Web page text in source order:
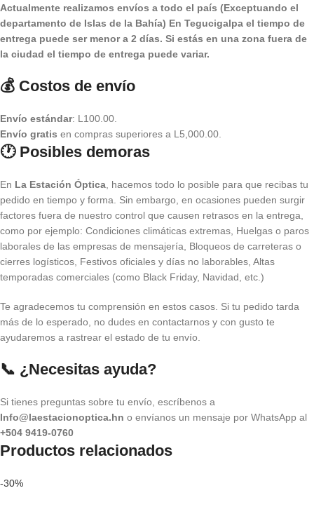
Actualmente realizamos envíos a todo el país (Exceptuando el
departamento de Islas de la Bahía) En Tegucigalpa el tiempo de
entrega puede ser menor a 2 días. Si estás en una zona fuera de
la ciudad el tiempo de entrega puede variar.
💰 Costos de envío
Envío estándar: L100.00.
Envío gratis en compras superiores a L5,000.00.
🕐 Posibles demoras
En La Estación Óptica, hacemos todo lo posible para que recibas tu
pedido en tiempo y forma. Sin embargo, en ocasiones pueden surgir
factores fuera de nuestro control que causen retrasos en la entrega,
como por ejemplo: Condiciones climáticas extremas, Huelgas o paros
laborales de las empresas de mensajería, Bloqueos de carreteras o
cierres logísticos, Festivos oficiales y días no laborables, Altas
temporadas comerciales (como Black Friday, Navidad, etc.)
Te agradecemos tu comprensión en estos casos. Si tu pedido tarda
más de lo esperado, no dudes en contactarnos y con gusto te
ayudaremos a rastrear el estado de tu envío.
📞 ¿Necesitas ayuda?
Si tienes preguntas sobre tu envío, escríbenos a
Info@laestacionoptica.hn o envíanos un mensaje por WhatsApp al
+504 9419-0760
Productos relacionados
-30%